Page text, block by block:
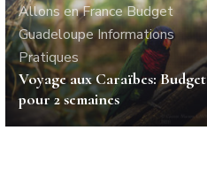
Allons en FranceBudget
GuadeloupeInformations
Pratiques
Voyage aux Caraïbes: Budget
pour 2 semaines